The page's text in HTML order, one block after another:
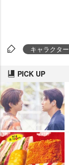
キャラクター
PICK UP